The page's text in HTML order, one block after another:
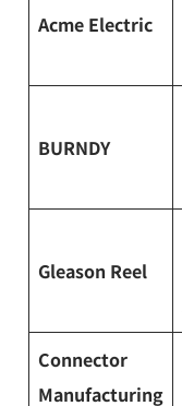
Acme Electric
BURNDY
Gleason Reel
Connector
Manufacturing